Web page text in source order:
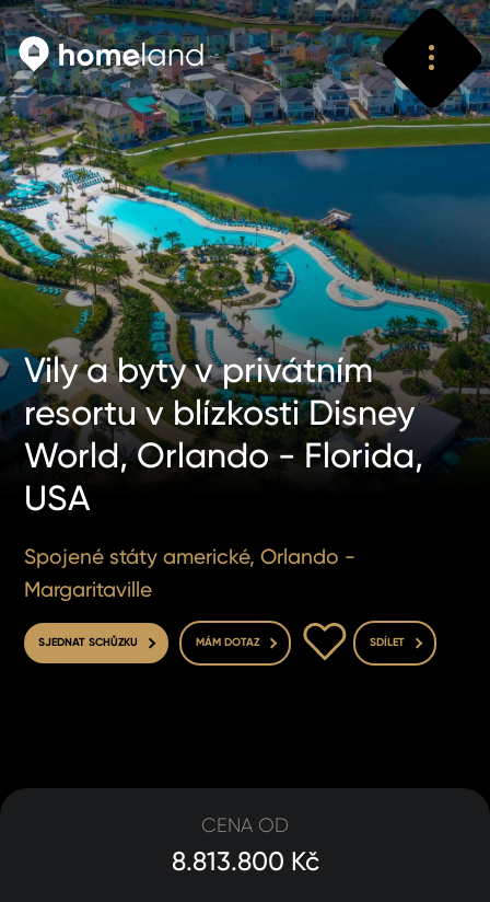
Vily a byty v privátním
resortu v blízkosti Disney
World, Orlando - Florida,
USA
Spojené státy americké, Orlando -
Margaritaville
SJEDNAT SCHŮZKU MÁM DOTAZ
DO OBLÍBENÝCH
SDÍLET
CENA OD
8.813.800 Kč
Vyhledat
Vyhledat